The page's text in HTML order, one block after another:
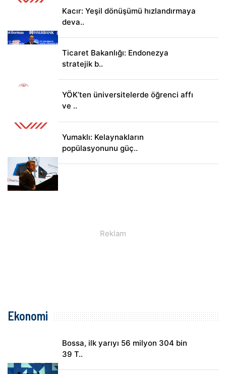
Kacır: Yeşil dönüşümü hızlandırmaya
deva..
Ticaret Bakanlığı: Endonezya
stratejik b..
YÖK’ten üniversitelerde öğrenci affı
ve ..
Yumaklı: Kelaynakların
popülasyonunu güç..
Ekonomi
Bossa, ilk yarıyı 56 milyon 304 bin
39 T..